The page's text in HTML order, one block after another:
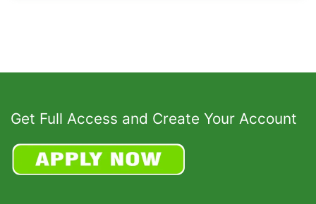
Get Full Access and Create Your Account